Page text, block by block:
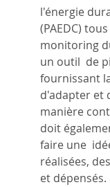
l'énergie
(PAEDC)
monitoring
un outil  de
fournissant
d'adapter et
manière
doit
faire une
réalisées,
et dépensés.